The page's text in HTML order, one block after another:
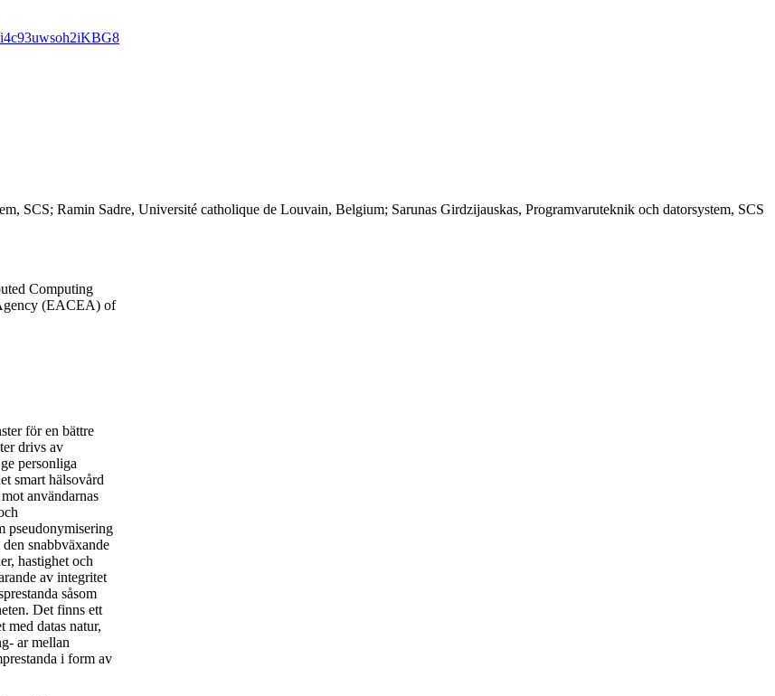
SCS; Ramin Sadre, Université catholique de Louvain, Belgium; Sarunas Girdzijauskas, Programvaruteknik och datorsystem, SCS
Computing
(EACEA) of
för en bättre
drivs av
personliga
smart hälsovård
användarnas
pseudonymisering
snabbväxande
hastighet och
av integritet
såsom
Det finns ett
med datas natur,
ar mellan
i form av